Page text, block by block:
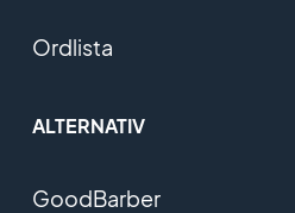
Ordlista
ALTERNATIV
GoodBarber